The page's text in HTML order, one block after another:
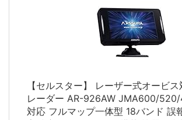
【セルスター】 レーザー式オービ
レーダー AR-926AW JMA600/520/
対応 フルマップ一体型 18バンド 誤